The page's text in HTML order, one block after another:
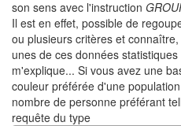
son sens avec l'instruction
Il est en effet, possible de
ou plusieurs critères et
unes de ces données
m'explique... Si vous avez une
couleur préférée d'une
nombre de personne préférant
requête du type